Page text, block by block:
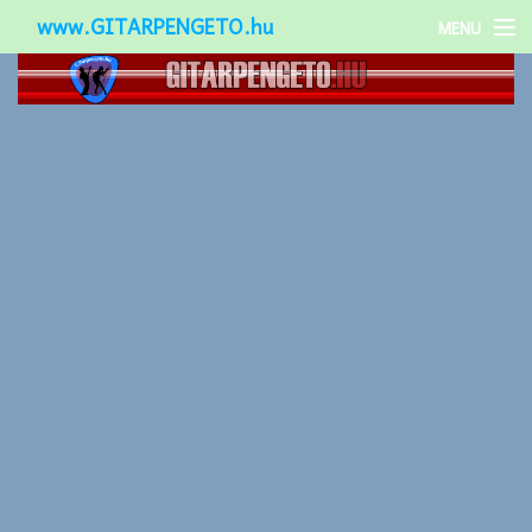
www.GITARPENGETO.hu MENU
Népszerű-